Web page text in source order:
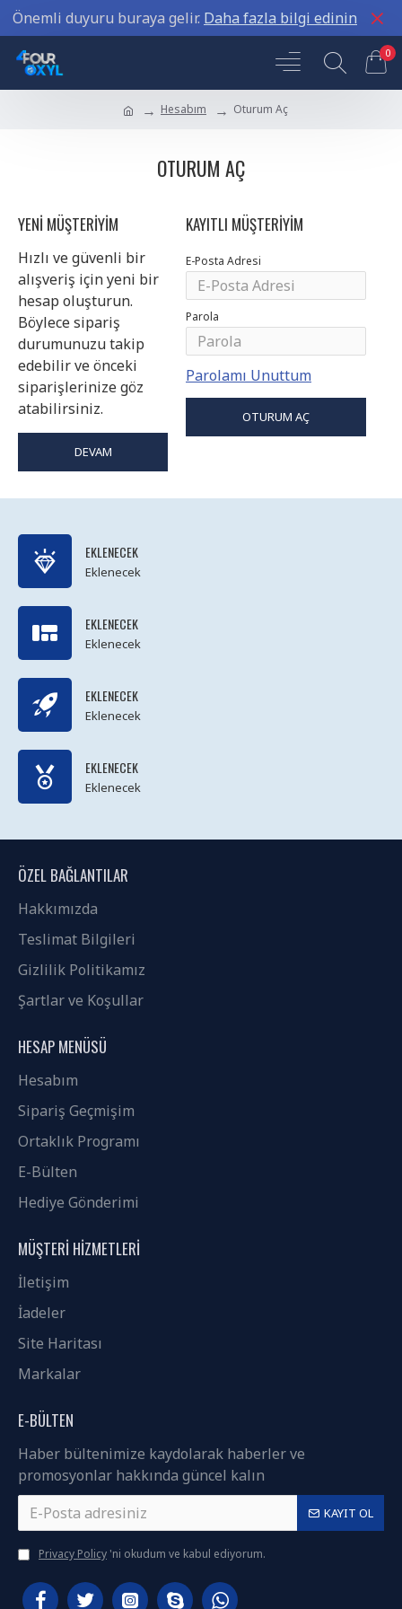
Önemli duyuru buraya gelir. Daha fazla bilgi edinin
0
Hesabım Oturum Aç
OTURUM AÇ
YENI MÜŞTERIYIM
Hızlı ve güvenli bir
alışveriş için yeni bir
hesap oluşturun.
Böylece sipariş
durumunuzu takip
edebilir ve önceki
siparişlerinize göz
atabilirsiniz.
DEVAM
KAYITLI MÜŞTERIYIM
E-Posta Adresi
Parola
Parolamı Unuttum
OTURUM AÇ
EKLENECEK
Eklenecek
EKLENECEK
Eklenecek
EKLENECEK
Eklenecek
EKLENECEK
Eklenecek
ÖZEL BAĞLANTILAR
Hakkımızda
Teslimat Bilgileri
Gizlilik Politikamız
Şartlar ve Koşullar
HESAP MENÜSÜ
Hesabım
Sipariş Geçmişim
Ortaklık Programı
E-Bülten
Hediye Gönderimi
MÜŞTERI HIZMETLERI
İletişim
İadeler
Site Haritası
Markalar
E-BÜLTEN
Haber bültenimize kaydolarak haberler ve
promosyonlar hakkında güncel kalın
KAYIT OL
Privacy Policy 'ni okudum ve kabul ediyorum.